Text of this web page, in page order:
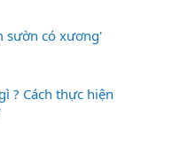
sườn có xương'
? Cách thực hiện